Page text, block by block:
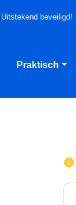
Uitstekend beveiligd!
Praktisch